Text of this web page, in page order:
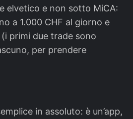
elvetico e non sotto MiCA:
a 1.000 CHF al giorno e
(i primi due trade sono
per prendere
in assoluto: è un’app,